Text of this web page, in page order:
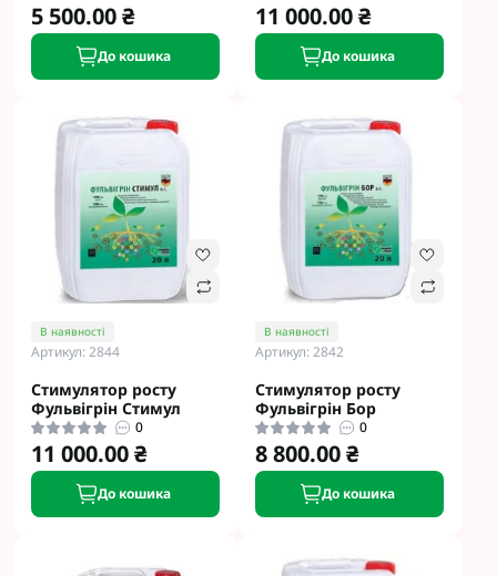
5 500.00 ₴
До кошика
11 000.00 ₴
До кошика
В наявності
Артикул: 2844
Стимулятор росту
Фульвігрін Стимул
0
11 000.00 ₴
До кошика
В наявності
Артикул: 2842
Стимулятор росту
Фульвігрін Бор
0
8 800.00 ₴
До кошика